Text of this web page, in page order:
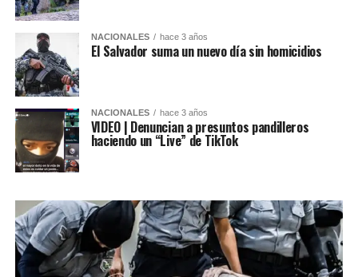
NACIONALES hace 3 años
El Salvador suma un nuevo día sin homicidios
NACIONALES hace 3 años
VIDEO | Denuncian a presuntos pandilleros
haciendo un “Live” de TikTok